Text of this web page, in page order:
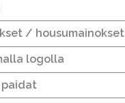
/ housumainokset
logolla
paidat